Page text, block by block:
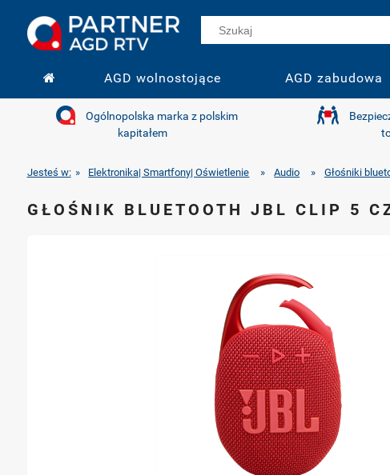
AGD wolnostojące AGD zabudowa
Ogólnopolska marka z polskim
kapitałem
Jesteś w: » Elektronika| Smartfony| Oświetlenie » Audio » Głośniki
GŁOŚNIK BLUETOOTH JBL CLIP 5